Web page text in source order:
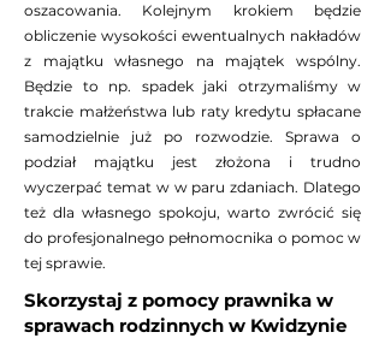
oszacowania. Kolejnym krokiem będzie
obliczenie wysokości ewentualnych nakładów
z majątku własnego na majątek wspólny.
Będzie to np. spadek jaki otrzymaliśmy w
trakcie małżeństwa lub raty kredytu spłacane
samodzielnie już po rozwodzie. Sprawa o
podział majątku jest złożona i trudno
wyczerpać temat w w paru zdaniach. Dlatego
też dla własnego spokoju, warto zwrócić się
do profesjonalnego pełnomocnika o pomoc w
tej sprawie.
Skorzystaj z pomocy prawnika w
sprawach rodzinnych w Kwidzynie